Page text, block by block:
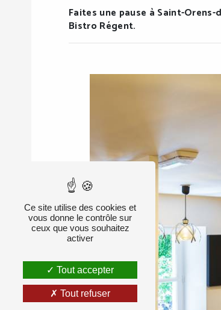
Faites une pause à Saint-
Bistro Régent.
Ce site utilise des cookies et
vous donne le contrôle sur
ceux que vous souhaitez
activer
Tout accepter
Tout refuser